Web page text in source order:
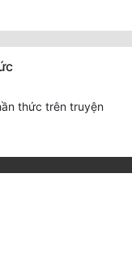
thức trên truyện